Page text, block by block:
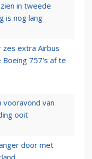
in tweede
is nog lang
zes extra Airbus
757's af te
vooravond van
ooit
door met